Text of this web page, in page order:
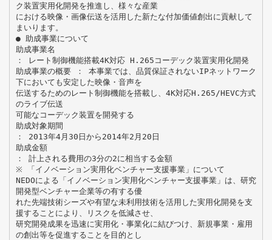
ク装置実用化開発を推進し、様々な産業
における映像・画像伝送を活用した新たな付加価値創出に貢献して
まいります。
● 助成事業について
助成事業名
： レート制御機能搭載4K対応 H.265コーデック装置実用化開発
助成事業の概要 ： 本事業では、品質保証されないIPネットワーク
下においても安定した映像・音声を
伝送するためのレート制御機能を搭載し、4K対応H.265/HEVC方式
のライブ伝送
可能なコーデック装置を開発する
助成対象期間
： 2013年4月30日から2014年2月20日
助成金額
： 計上される費用の3分の2に相当する金額
※ 「イノベーション実用化ベンチャー支援事業」について
NEDOによる「イノベーション実用化ベンチャー支援事業」は、研究
開発型ベンチャー企業等の有する優
れた先端技術シーズや有望な未利用技術を活用した実用化開発を支
援することにより、リスクを低減させ、
研究開発成果を迅速に実用化・事業化に結びつけ、新規事業・雇用
の創出等を促進することを目的とし